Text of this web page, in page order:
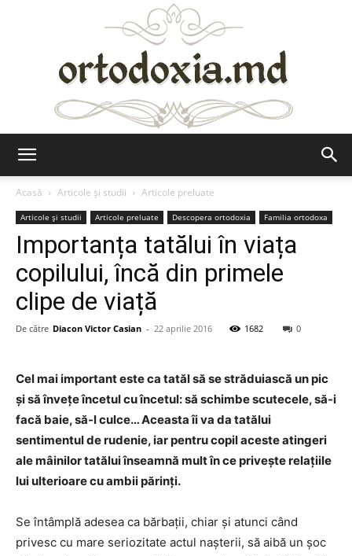
Acasă
Articole şi studii Articole preluate
Articole şi studii Articole preluate Descopera ortodoxia Familia ortodoxa
Importanța tatălui în viața
copilului, încă din primele
clipe de viață
De către Diacon Victor Casian - 22 aprilie 2016 1682 0
Cel mai important este ca tatăl să se străduiască un pic
şi să înveţe încetul cu încetul: să schimbe scutecele, să-i
facă baie, să-l culce… Aceasta îi va da tatălui
sentimentul de rudenie, iar pentru copil aceste atingeri
ale mâinilor tatălui înseamnă mult în ce priveşte relaţiile
lui ulterioare cu ambii părinţi.
Se întâmplă adesea ca bărbaţii, chiar și atunci când
privesc cu mare seriozitate actul naşterii, să aibă un șoc